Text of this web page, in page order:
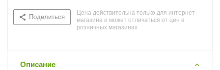
Поделиться
Цена действительна только для интернет-
магазина и может отличаться от цен в
розничных магазинах
Описание